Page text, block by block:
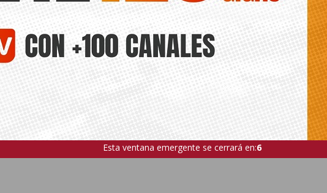
Esta ventana emergente se cerrará en:5